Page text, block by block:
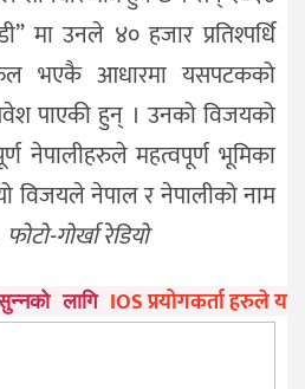
मा उनले ४० हजार प्रतिश्पर्धि
भएकै आधारमा यसपटकको
पाएकी हुन् । उनको विजयको
नेपालीहरुले महत्वपूर्ण भूमिका
विजयले नेपाल र नेपालीको नाम
फोटो-गोर्खा रेडियो
लागि IOS प्रयोगकर्ता हरुले